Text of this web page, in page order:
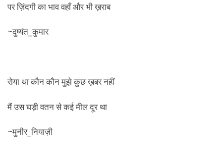
पर ज़िंदगी का भाव वहाँ और भी ख़राब
~दुष्यंत_कुमार
रोया था कौन कौन मुझे कुछ ख़बर नहीं
मैं उस घड़ी वतन से कई मील दूर था
~मुनीर_नियाज़ी